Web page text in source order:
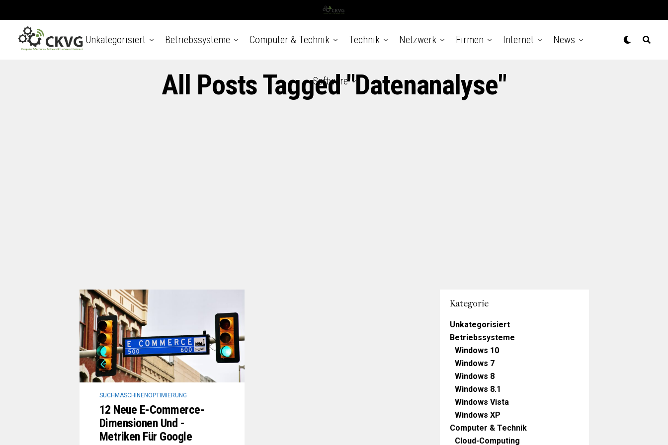
Unkategorisiert Betriebssysteme Computer & Technik Technik Netzwerk Firmen Internet News
Software
All Posts Tagged "Datenanalyse"
SUCHMASCHINENOPTIMIERUNG
12 Neue E-Commerce-
Dimensionen Und -
Metriken Für Google
Kategorie
Unkategorisiert
Betriebssysteme
Windows 10
Windows 7
Windows 8
Windows 8.1
Windows Vista
Windows XP
Computer & Technik
Cloud-Computing